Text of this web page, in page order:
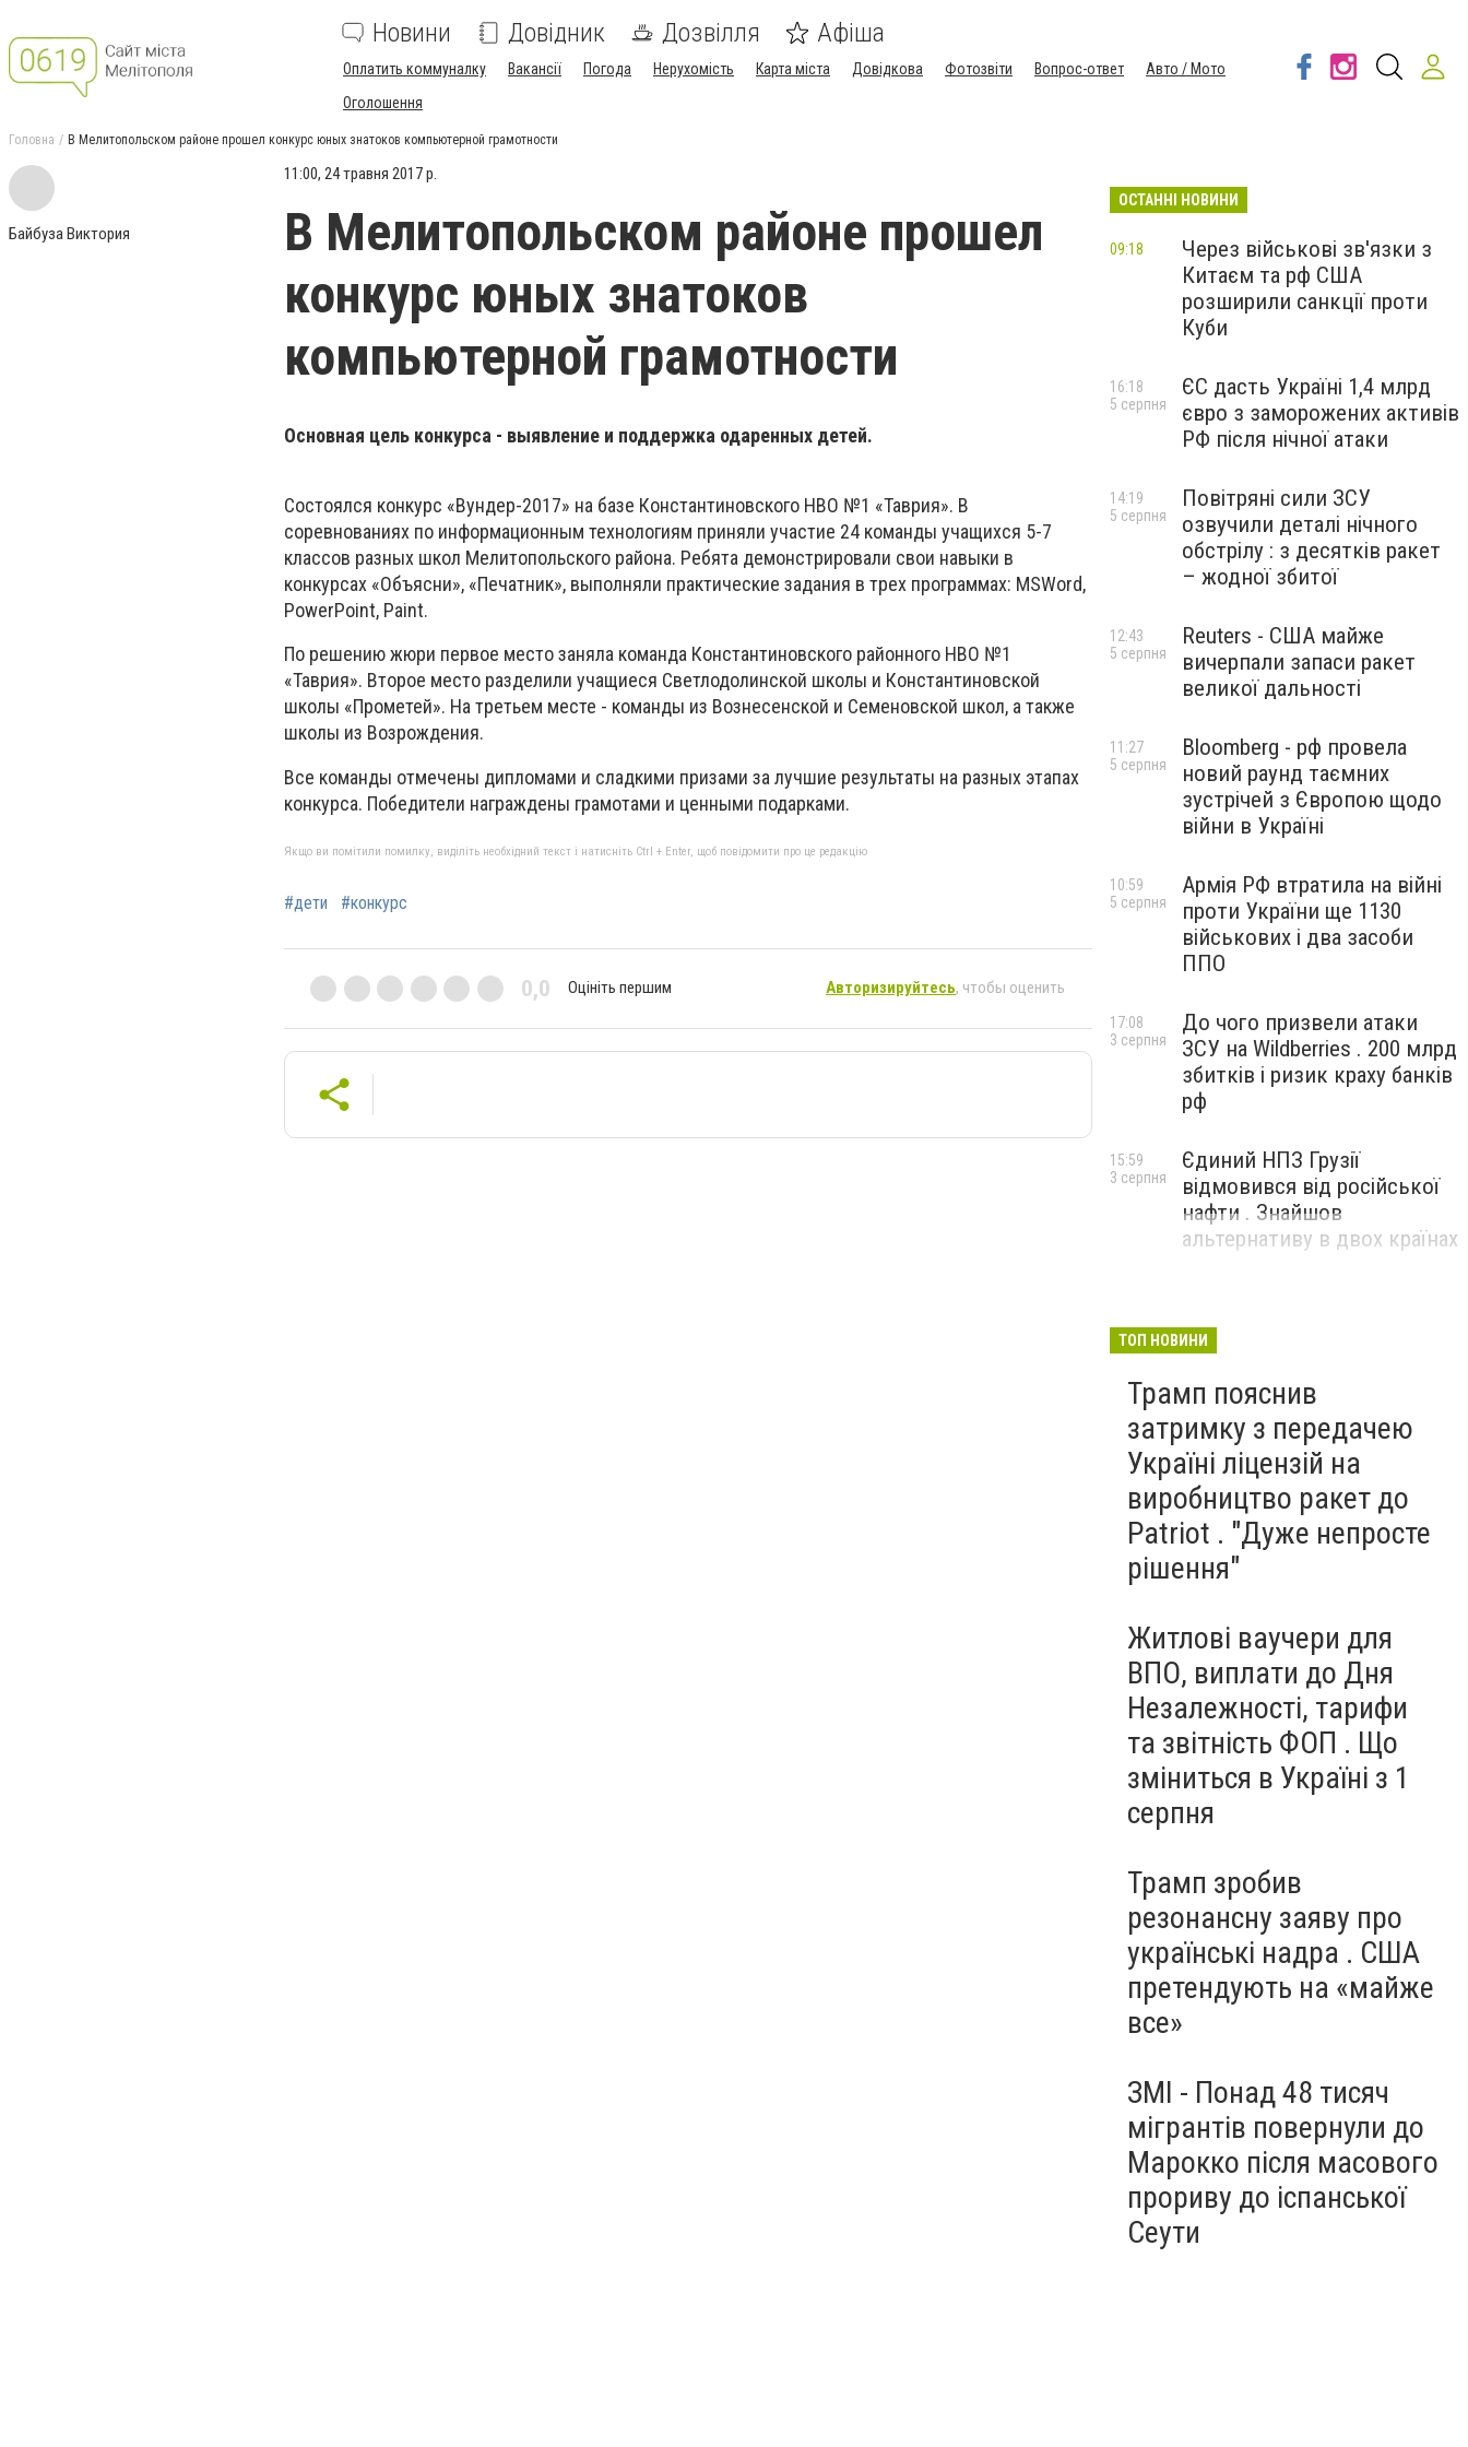
Новини Довідник Дозвілля Афіша
Оплатить коммуналку Вакансії Погода Нерухомість Карта міста Довідкова Фотозвіти Вопрос-ответ
Авто / Мото
Оголошення
Головна В Мелитопольском районе прошел конкурс юных знатоков компьютерной грамотности
Байбуза Виктория
11:00, 24 травня 2017 р.
В Мелитопольском районе прошел
конкурс юных знатоков
компьютерной грамотности
Основная цель конкурса - выявление и поддержка одаренных детей.
Состоялся конкурс «Вундер-2017» на базе Константиновского НВО №1 «Таврия». В
соревнованиях по информационным технологиям приняли участие 24 команды учащихся 5-7
классов разных школ Мелитопольского района. Ребята демонстрировали свои навыки в
конкурсах «Объясни», «Печатник», выполняли практические задания в трех программах: MSWord,
PowerPoint, Paint.
По решению жюри первое место заняла команда Константиновского районного НВО №1
«Таврия». Второе место разделили учащиеся Светлодолинской школы и Константиновской
школы «Прометей». На третьем месте - команды из Вознесенской и Семеновской школ, а также
школы из Возрождения.
Все команды отмечены дипломами и сладкими призами за лучшие результаты на разных этапах
конкурса. Победители награждены грамотами и ценными подарками.
Якщо ви помітили помилку, виділіть необхідний текст і натисніть Ctrl + Enter, щоб повідомити про це редакцію
#дети #конкурс
0,0 Оцініть першим Авторизируйтесь, чтобы оценить
ОСТАННІ НОВИНИ
Через військові зв'язки з
Китаєм та рф США
розширили санкції проти
Куби
09:18
ЄС дасть Україні 1,4 млрд
євро з заморожених активів
РФ після нічної атаки
16:18
5 серпня
Повітряні сили ЗСУ
озвучили деталі нічного
обстрілу : з десятків ракет
– жодної збитої
14:19
5 серпня
Reuters - США майже
вичерпали запаси ракет
великої дальності
12:43
5 серпня
Bloomberg - рф провела
новий раунд таємних
зустрічей з Європою щодо
війни в Україні
11:27
5 серпня
Армія РФ втратила на війні
проти України ще 1130
військових і два засоби
ППО
10:59
5 серпня
До чого призвели атаки
ЗСУ на Wildberries . 200 млрд
збитків і ризик краху банків
рф
17:08
3 серпня
Єдиний НПЗ Грузії
відмовився від російської
нафти . Знайшов
альтернативу в двох країнах
15:59
3 серпня
ТОП НОВИНИ
Трамп пояснив
затримку з передачею
Україні ліцензій на
виробництво ракет до
Patriot . "Дуже непросте
рішення"
Житлові ваучери для
ВПО, виплати до Дня
Незалежності, тарифи
та звітність ФОП . Що
зміниться в Україні з 1
серпня
Трамп зробив
резонансну заяву про
українські надра . США
претендують на «майже
все»
ЗМІ - Понад 48 тисяч
мігрантів повернули до
Марокко після масового
прориву до іспанської
Сеути